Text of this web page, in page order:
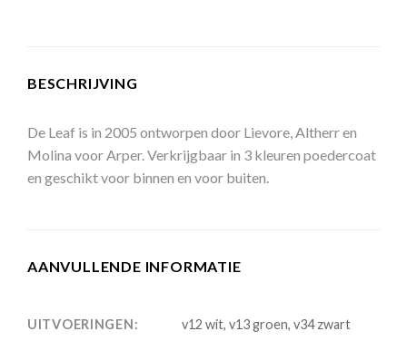
BESCHRIJVING
De Leaf is in 2005 ontworpen door Lievore, Altherr en
Molina voor Arper. Verkrijgbaar in 3 kleuren poedercoat
en geschikt voor binnen en voor buiten.
AANVULLENDE INFORMATIE
UITVOERINGEN: v12 wit, v13 groen, v34 zwart